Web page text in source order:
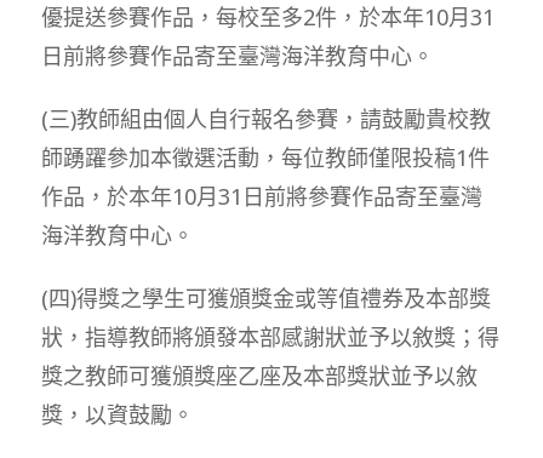
優提送參賽作品，每校至多2件，於本年10月31
日前將參賽作品寄至臺灣海洋教育中心。
(三)教師組由個人自行報名參賽，請鼓勵貴校教
師踴躍參加本徵選活動，每位教師僅限投稿1件
作品，於本年10月31日前將參賽作品寄至臺灣
海洋教育中心。
(四)得獎之學生可獲頒獎金或等值禮券及本部獎
狀，指導教師將頒發本部感謝狀並予以敘獎；得
獎之教師可獲頒獎座乙座及本部獎狀並予以敘
獎，以資鼓勵。